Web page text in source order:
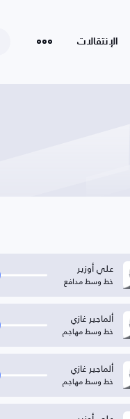
الإنتقالات
علي أوزير
خط وسط مدافع
ألماجير غازي
خط وسط مهاجم
ألماجير غازي
خط وسط مهاجم